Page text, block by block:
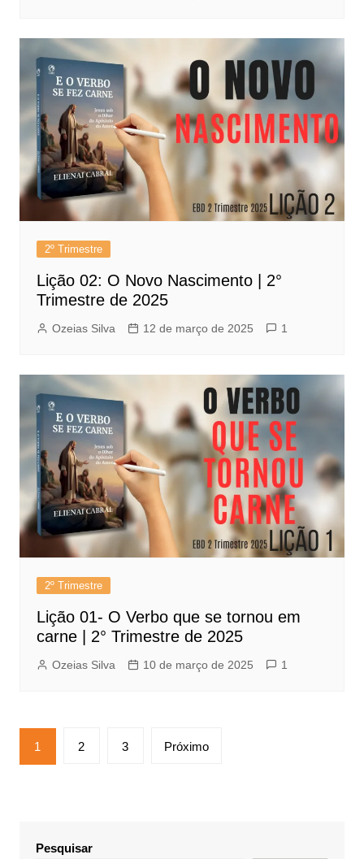
2º Trimestre
Lição 02: O Novo Nascimento | 2°
Trimestre de 2025
Ozeias Silva 12 de março de 2025 1
2º Trimestre
Lição 01- O Verbo que se tornou em
carne | 2° Trimestre de 2025
Ozeias Silva 10 de março de 2025 1
Paginação
de
1 2 3 Próximo
Pesquisar